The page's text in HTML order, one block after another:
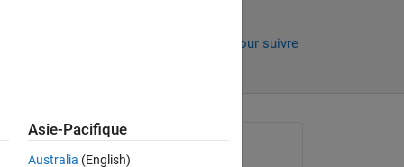
Connectez-vous pour suivre
Asie-Pacifique
Australia (English)